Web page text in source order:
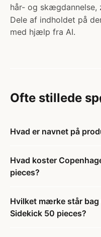
hår- og skægdannelse,
Dele af indholdet på
med hjælp fra AI.
Ofte stillede
Hvad er navnet på
Hvad koster
pieces?
Hvilket mærke står
Sidekick 50 pieces?